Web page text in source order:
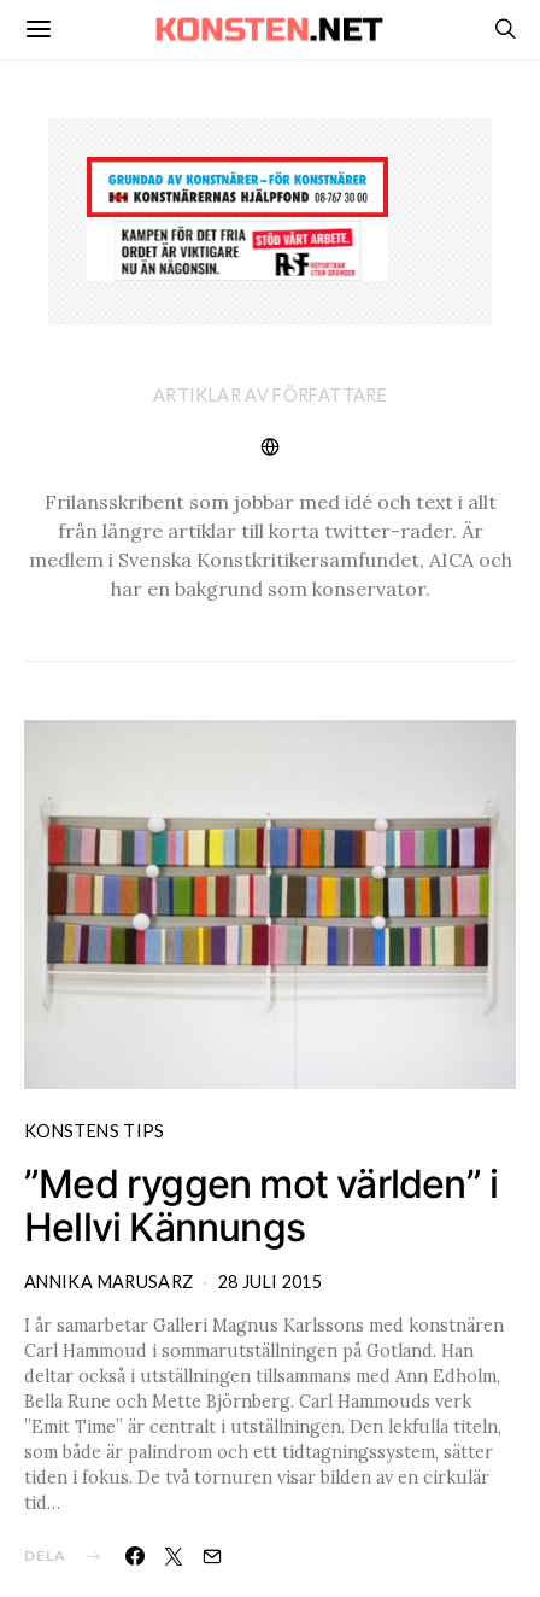
ARTIKLAR AV FÖRFATTARE
Frilansskribent som jobbar med idé och text i allt
från längre artiklar till korta twitter-rader. Är
medlem i Svenska Konstkritikersamfundet, AICA och
har en bakgrund som konservator.
KONSTENS TIPS
”Med ryggen mot världen” i
Hellvi Kännungs
ANNIKA MARUSARZ 28 JULI 2015
I år samarbetar Galleri Magnus Karlssons med konstnären
Carl Hammoud i sommarutställningen på Gotland. Han
deltar också i utställningen tillsammans med Ann Edholm,
Bella Rune och Mette Björnberg. Carl Hammouds verk
”Emit Time” är centralt i utställningen. Den lekfulla titeln,
som både är palindrom och ett tidtagningssystem, sätter
tiden i fokus. De två tornuren visar bilden av en cirkulär
tid…
DELA